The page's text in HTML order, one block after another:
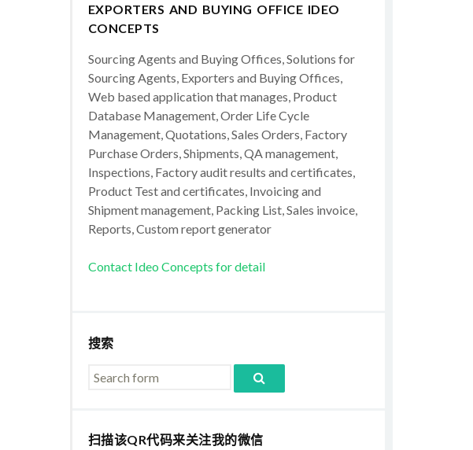
EXPORTERS AND BUYING OFFICE IDEO
CONCEPTS
Sourcing Agents and Buying Offices, Solutions for
Sourcing Agents, Exporters and Buying Offices,
Web based application that manages, Product
Database Management, Order Life Cycle
Management, Quotations, Sales Orders, Factory
Purchase Orders, Shipments, QA management,
Inspections, Factory audit results and certificates,
Product Test and certificates, Invoicing and
Shipment management, Packing List, Sales invoice,
Reports, Custom report generator
Contact Ideo Concepts for detail
搜索
扫描该QR代码来关注我的微信